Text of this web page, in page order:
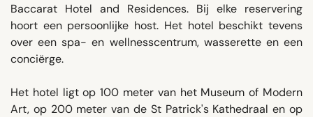
Baccarat Hotel and Residences. Bij elke reservering
hoort een persoonlijke host. Het hotel beschikt tevens
over een spa- en wellnesscentrum, wasserette en een
conciërge.
Het hotel ligt op 100 meter van het Museum of Modern
Art, op 200 meter van de St Patrick's Kathedraal en op